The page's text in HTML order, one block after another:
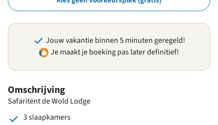
Omschrijving
Safaritent de Wold Lodge
3 slaapkamers
Jouw vakantie binnen 5 minuten geregeld!
Je maakt je boeking pas later definitief!